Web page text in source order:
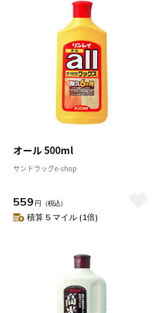
オール 500ml
サンドラッグe-shop
559 円 （税込）
積算 5 マイル (1倍)